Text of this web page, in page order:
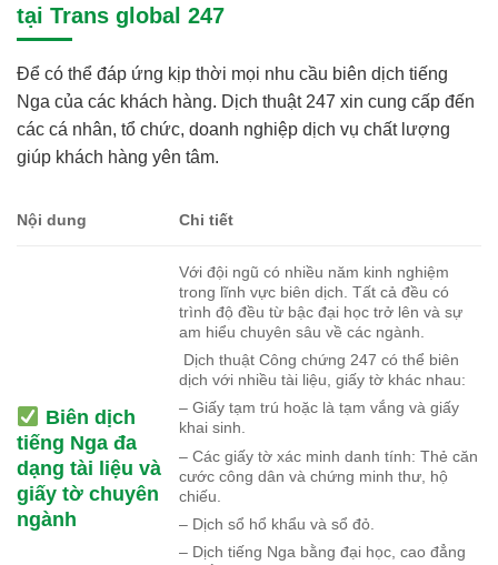
tại Trans global 247
Để có thể đáp ứng kịp thời mọi nhu cầu biên dịch tiếng
Nga của các khách hàng. Dịch thuật 247 xin cung cấp đến
các cá nhân, tổ chức, doanh nghiệp dịch vụ chất lượng
giúp khách hàng yên tâm.
Nội dung Chi tiết
Biên dịch
tiếng Nga đa
dạng tài liệu và
giấy tờ chuyên
ngành
Với đội ngũ có nhiều năm kinh nghiệm
trong lĩnh vực biên dịch. Tất cả đều có
trình độ đều từ bậc đại học trở lên và sự
am hiểu chuyên sâu về các ngành.
Dịch thuật Công chứng 247 có thể biên
dịch với nhiều tài liệu, giấy tờ khác nhau:
– Giấy tạm trú hoặc là tạm vắng và giấy
khai sinh.
– Các giấy tờ xác minh danh tính: Thẻ căn
cước công dân và chứng minh thư, hộ
chiếu.
– Dịch sổ hổ khẩu và sổ đỏ.
– Dịch tiếng Nga bằng đại học, cao đẳng